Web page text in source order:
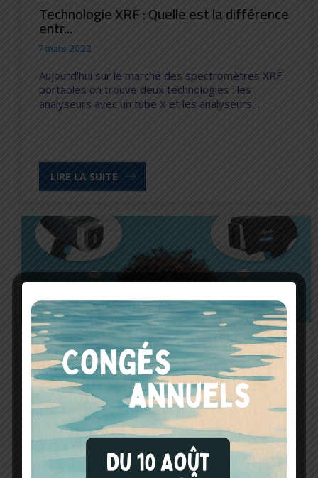
Technologie XRF : Quelle est la différence
entr...
7 mars 2022
Aujourd’hui sur le marché des spectromètres XRF
portables on trouve deux technologies : les
analyseurs avec un tube X et les analyseurs…
LIRE LA SUITE
Diagnostic Immobilier
FEnX VS FEnX2, quel analyseur plomb
choisir ?
25 janvier 2022
En 2016, Fondis Electronic lançait pour la première
fois le FEnX : un appareil à fluorescence X destiné à
la détection et l’analyse…